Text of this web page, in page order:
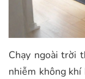
Chạy ngoài trời
nhiễm không khí